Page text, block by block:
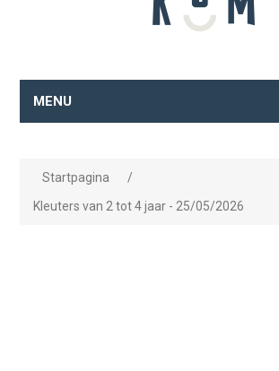
MENU
Startpagina
/
Kleuters van 2 tot 4 jaar - 25/05/2026